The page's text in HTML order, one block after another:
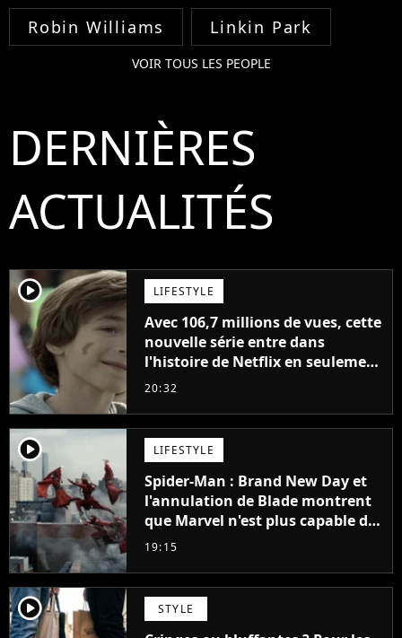
Robin Williams Linkin Park
VOIR TOUS LES PEOPLE
DERNIÈRES
ACTUALITÉS
player2 LIFESTYLE
Avec 106,7 millions de vues, cette
nouvelle série entre dans
l'histoire de Netflix en seulement
48 jours
20:32
player2 LIFESTYLE
Spider-Man : Brand New Day et
l'annulation de Blade montrent
que Marvel n'est plus capable de
faire quoi que ce soit de simple
19:15
player2 STYLE